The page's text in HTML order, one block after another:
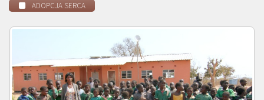
ADOPCJA SERCA